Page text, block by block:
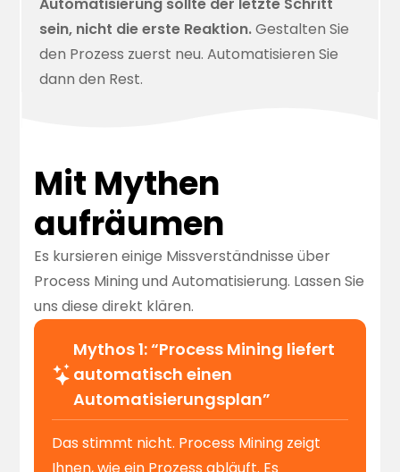
Automatisierung sollte der letzte Schritt
sein, nicht die erste Reaktion.Gestalten Sie
den Prozess zuerst neu. Automatisieren Sie
dann den Rest.
Mit Mythen
aufräumen
Es kursieren einige Missverständnisse über
Process Mining und Automatisierung. Lassen Sie
uns diese direkt klären.
Mythos 1: “Process Mining liefert
automatisch einen
Automatisierungsplan”
Das stimmt nicht. Process Mining zeigt